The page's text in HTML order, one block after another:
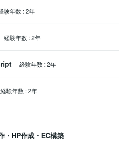
験年数 :2年
経験年数 :2年
経験年数 :2年
経験年数 :2年
・HP作成・EC構築